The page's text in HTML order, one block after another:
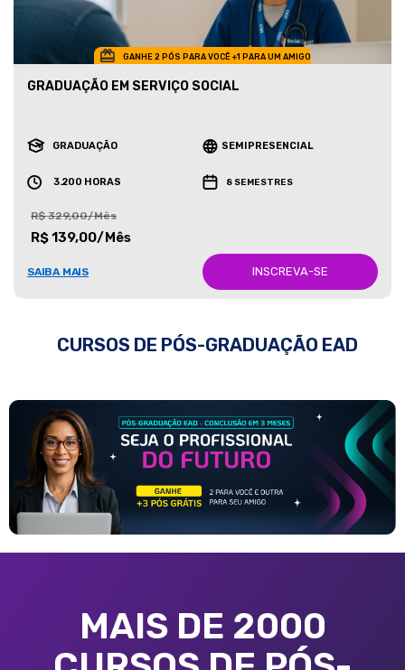
GANHE 2 PÓS PARA VOCÊ +1 PARA UM AMIGO
GRADUAÇÃO EM SERVIÇO SOCIAL
GRADUAÇÃO SEMIPRESENCIAL
3.200 HORAS 8 SEMESTRES
R$ 329,00/Mês
R$ 139,00/Mês
SAIBA MAIS INSCREVA-SE
CURSOS DE PÓS-GRADUAÇÃO EAD
MAIS DE 2000